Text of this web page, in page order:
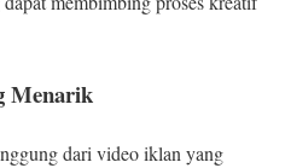
Menarik
dari video iklan yang